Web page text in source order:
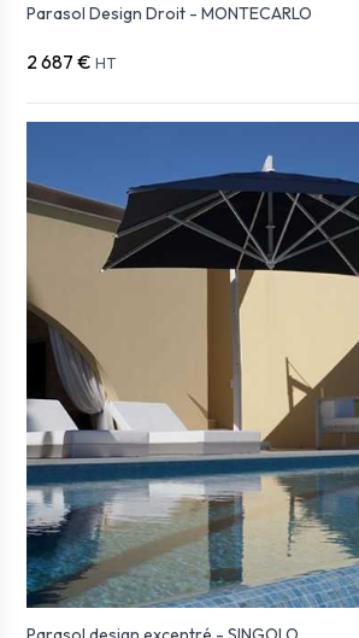
Parasol Design Droit - MONTECARLO
2 687 € HT